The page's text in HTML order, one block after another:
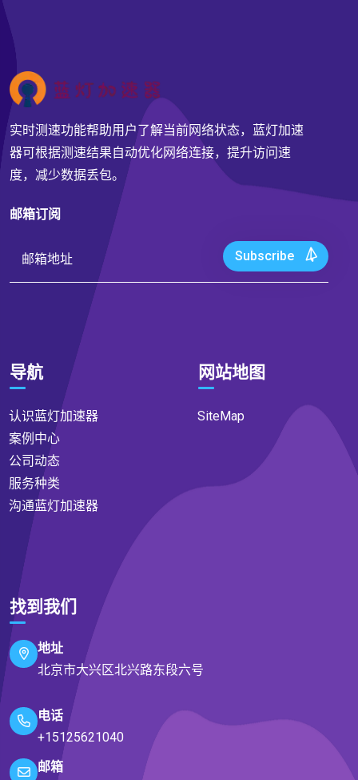
实时测速功能帮助用户了解当前网络状态，蓝灯加速
器可根据测速结果自动优化网络连接，提升访问速
度，减少数据丢包。
邮箱订阅
Subscribe
导航
认识蓝灯加速器
案例中心
公司动态
服务种类
沟通蓝灯加速器
网站地图
SiteMap
找到我们
地址
北京市大兴区北兴路东段六号
电话
+15125621040
邮箱